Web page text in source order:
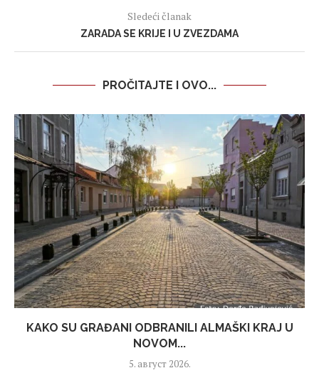
Sledeći članak
ZARADA SE KRIJE I U ZVEZDAMA
PROČITAJTE I OVO...
KAKO SU GRAĐANI ODBRANILI ALMAŠKI KRAJ U
NOVOM...
5. август 2026.